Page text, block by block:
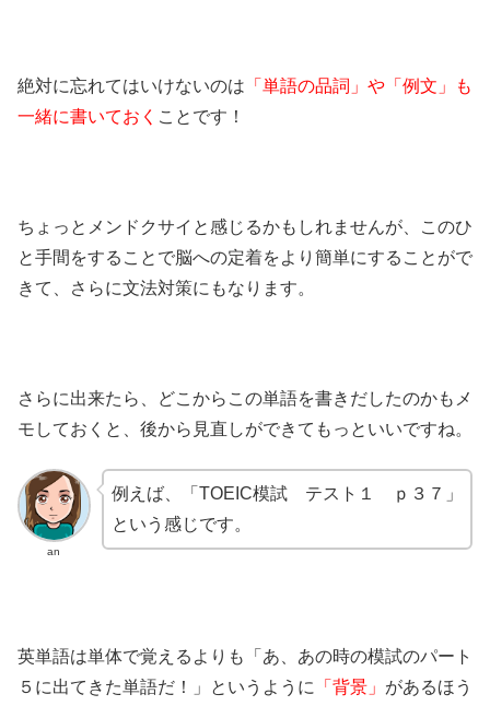
絶対に忘れてはいけないのは 「単語の品詞」や「例文」も
一緒に書いておく ことです！
ちょっとメンドクサイと感じるかもしれませんが、このひ
と手間をすることで脳への定着をより簡単にすることがで
きて、さらに文法対策にもなります。
さらに出来たら、どこからこの単語を書きだしたのかもメ
モしておくと、後から見直しができてもっといいですね。
an
例えば、「TOEIC模試 テスト１ ｐ３７」
という感じです。
英単語は単体で覚えるよりも「あ、あの時の模試のパート
５に出てきた単語だ！」というように
「背景」 があるほう